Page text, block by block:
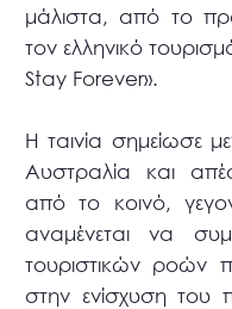
μάλιστα, από το
τον ελληνικό
Stay Forever».
Η ταινία σημείωσε
Αυστραλία και
από το κοινό,
αναμένεται να
τουριστικών ροών
στην ενίσχυση του